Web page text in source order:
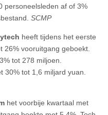
personeelsleden af of 3%
SCMP
heeft tijdens het eerste
26% vooruitgang geboekt.
tot 278 miljoen.
30% tot 1,6 miljard yuan.
het voorbije kwartaal met